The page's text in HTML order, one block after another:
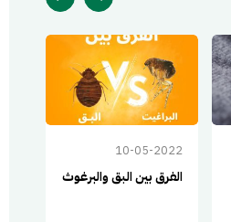
10-05-2022
الفرق بين البق والبرغوث